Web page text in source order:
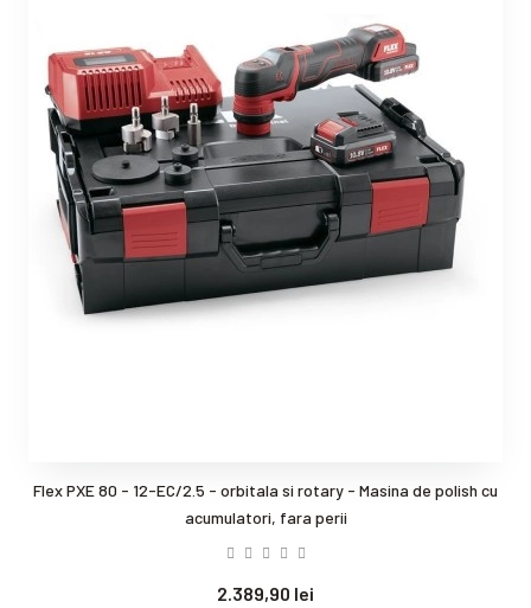
Flex PXE 80 - 12-EC/2.5 - orbitala si rotary - Masina de polish cu
acumulatori, fara perii
2.389,90 lei